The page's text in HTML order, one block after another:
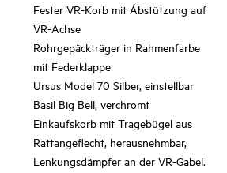
Fester VR-Korb mit Ábstützung auf
VR-Achse
Rohrgepäckträger in Rahmenfarbe
mit Federklappe
Ursus Model 70 Silber, einstellbar
Basil Big Bell, verchromt
Einkaufskorb mit Tragebügel aus
Rattangeflecht, herausnehmbar,
Lenkungsdämpfer an der VR-Gabel.